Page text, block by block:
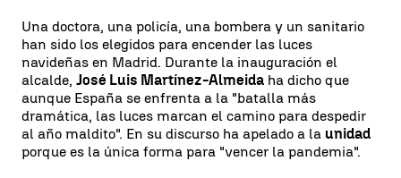
Una doctora, una policía, una bombera y un sanitario
han sido los elegidos para encender las luces
navideñas en Madrid. Durante la inauguración el
alcalde, José Luis Martínez-Almeida ha dicho que
aunque España se enfrenta a la "batalla más
dramática, las luces marcan el camino para despedir
al año maldito". En su discurso ha apelado a la unidad
porque es la única forma para "vencer la pandemia".